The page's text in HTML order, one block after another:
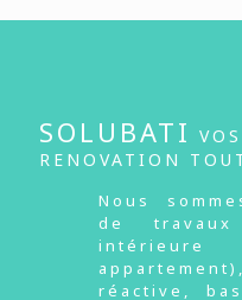
SOLUBATI
RENOVATION
Nous
de
réactive,